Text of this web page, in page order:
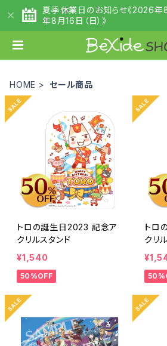
夏季休業日のお知らせ《2026年
年8月16日（日）》
HOME セール商品
トロの誕生日2023 記念ア
クリルスタンド
¥1,540
50%OFF
トロ
クリ